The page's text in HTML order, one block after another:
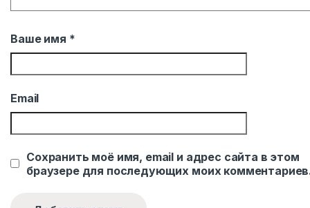
Ваше имя *
Email
Сохранить моё имя, email и адрес сайта в этом
браузере для последующих моих